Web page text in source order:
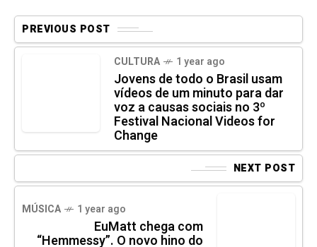
PREVIOUS POST
CULTURA 1 year ago
Jovens de todo o Brasil usam
vídeos de um minuto para dar
voz a causas sociais no 3º
Festival Nacional Videos for
Change
NEXT POST
MÚSICA 1 year ago
EuMatt chega com
“Hemmessy”. O novo hino do